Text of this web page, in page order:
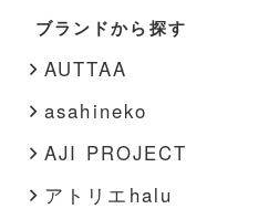
その他
インナー
その他
春・夏
ブランドから探す
AUTTAA
asahineko
AJI PROJECT
アトリエhalu